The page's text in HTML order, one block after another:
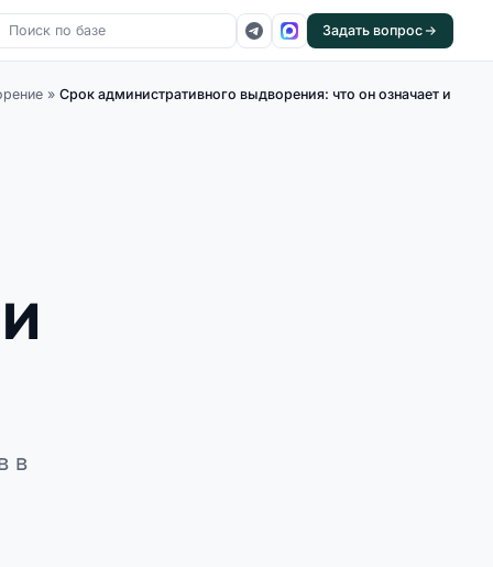
Задать вопрос
» Срок административного выдворения: что он означает и
в